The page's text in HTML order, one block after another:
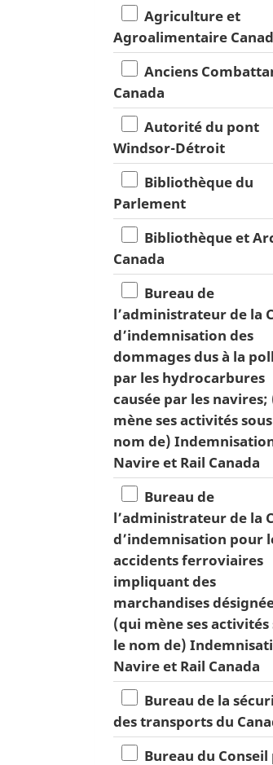
Agriculture et
Agroalimentaire
Anciens
Canada
Autorité du pont
Windsor-Détroit
Bibliothèque du
Parlement
Bibliothèque et
Canada
Bureau de
l’administrateur de la
d’indemnisation des
dommages dus à la
par les hydrocarbures
causée par les navires;
mène ses activités
nom de)
Navire et Rail Canada
Bureau de
l’administrateur de la
d’indemnisation pour
accidents ferroviaires
impliquant des
marchandises
(qui mène ses activités
le nom de)
Navire et Rail Canada
Bureau de la
des transports du
Bureau du